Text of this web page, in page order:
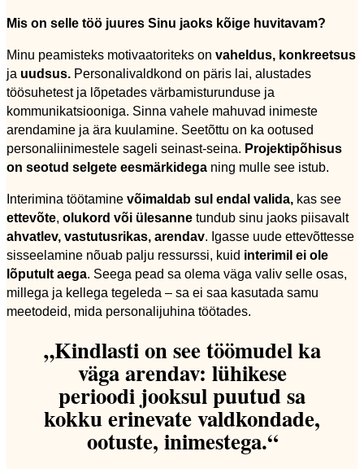
Mis on selle töö juures Sinu jaoks kõige huvitavam?
Minu peamisteks motivaatoriteks on vaheldus, konkreetsus
ja uudsus. Personalivaldkond on päris lai, alustades
töösuhetest ja lõpetades värbamisturunduse ja
kommunikatsiooniga. Sinna vahele mahuvad inimeste
arendamine ja ära kuulamine. Seetõttu on ka ootused
personaliinimestele sageli seinast-seina. Projektipõhisus
on seotud selgete eesmärkidega ning mulle see istub.
Interimina töötamine võimaldab sul endal valida, kas see
ettevõte, olukord või ülesanne tundub sinu jaoks piisavalt
ahvatlev, vastutusrikas, arendav. Igasse uude ettevõttesse
sisseelamine nõuab palju ressurssi, kuid interimil ei ole
lõputult aega. Seega pead sa olema väga valiv selle osas,
millega ja kellega tegeleda – sa ei saa kasutada samu
meetodeid, mida personalijuhina töötades.
„Kindlasti on see töömudel ka
väga arendav: lühikese
perioodi jooksul puutud sa
kokku erinevate valdkondade,
ootuste, inimestega.“